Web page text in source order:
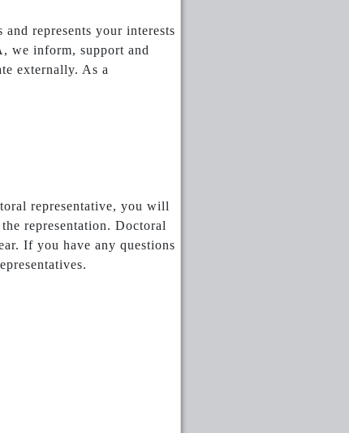
represents your interests
we inform, support and
externally. As a
representative, you will
representation. Doctoral
If you have any questions